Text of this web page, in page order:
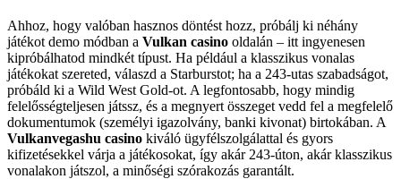
Ahhoz, hogy valóban hasznos döntést hozz, próbálj ki néhány
játékot demo módban a Vulkan casino oldalán – itt ingyenesen
kipróbálhatod mindkét típust. Ha például a klasszikus vonalas
játékokat szereted, válaszd a Starburstot; ha a 243-utas szabadságot,
próbáld ki a Wild West Gold-ot. A legfontosabb, hogy mindig
felelősségteljesen játssz, és a megnyert összeget vedd fel a megfelelő
dokumentumok (személyi igazolvány, banki kivonat) birtokában. A
Vulkanvegashu casino kiváló ügyfélszolgálattal és gyors
kifizetésekkel várja a játékosokat, így akár 243-úton, akár klasszikus
vonalakon játszol, a minőségi szórakozás garantált.